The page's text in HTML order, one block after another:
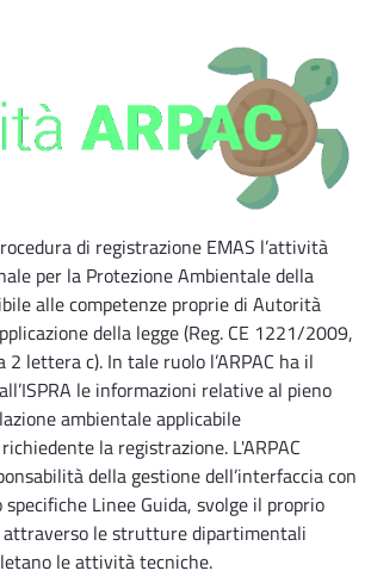
di registrazione EMAS l’attività
per la Protezione Ambientale della
alle competenze proprie di Autorità
della legge (Reg. CE 1221/2009,
lettera c). In tale ruolo l’ARPAC ha il
le informazioni relative al pieno
ambientale applicabile
la registrazione. L'ARPAC
della gestione dell’interfaccia con
specifiche Linee Guida, svolge il proprio
le strutture dipartimentali
le attività tecniche.